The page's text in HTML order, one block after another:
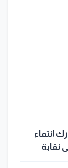
انتماء
الدراسي 2024–2025 إلى نقابة